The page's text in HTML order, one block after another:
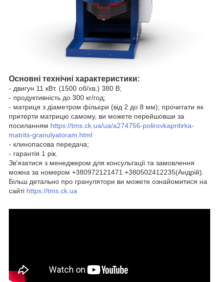
Основні технічні характеристики:
- двигун 11 кВт. (1500 об/хв.) 380 В;
- продуктивність до 300 кг/год;
- матриця з діаметром фільєри (від 2 до 8 мм); прочитати як
притерти матрицю самому, ви можете перейшовши за
посиланням https://tms.ck.ua/ua/a274756-polirovkapritirka-
matrits-granulyatoram.html
- клинопасова передача;
- гарантія 1 рік.
Зв'язатися з менеджером для консультації та замовлення
можна за номером +380972121471 +380502412235(Андрій).
Більш детально про гранулятори ви можете ознайомитися на
сайті https://tms.ck.ua